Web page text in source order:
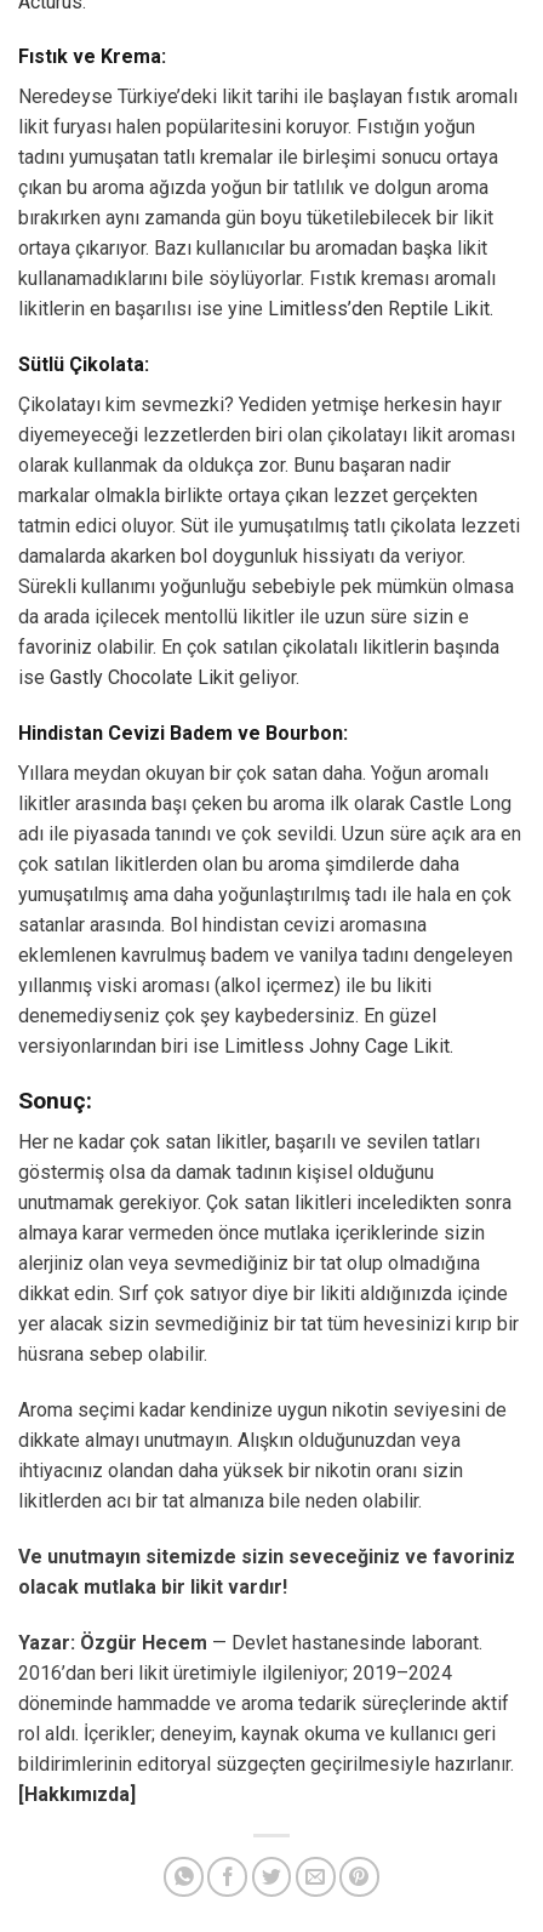
Fıstık ve Krema:
Neredeyse Türkiye’deki likit tarihi ile başlayan fıstık aromalı
likit furyası halen popülaritesini koruyor. Fıstığın yoğun
tadını yumuşatan tatlı kremalar ile birleşimi sonucu ortaya
çıkan bu aroma ağızda yoğun bir tatlılık ve dolgun aroma
bırakırken aynı zamanda gün boyu tüketilebilecek bir likit
ortaya çıkarıyor. Bazı kullanıcılar bu aromadan başka likit
kullanamadıklarını bile söylüyorlar. Fıstık kreması aromalı
likitlerin en başarılısı ise yine Limitless’den Reptile Likit.
Sütlü Çikolata:
Çikolatayı kim sevmezki? Yediden yetmişe herkesin hayır
diyemeyeceği lezzetlerden biri olan çikolatayı likit aroması
olarak kullanmak da oldukça zor. Bunu başaran nadir
markalar olmakla birlikte ortaya çıkan lezzet gerçekten
tatmin edici oluyor. Süt ile yumuşatılmış tatlı çikolata lezzeti
damalarda akarken bol doygunluk hissiyatı da veriyor.
Sürekli kullanımı yoğunluğu sebebiyle pek mümkün olmasa
da arada içilecek mentollü likitler ile uzun süre sizin e
favoriniz olabilir. En çok satılan çikolatalı likitlerin başında
ise Gastly Chocolate Likit geliyor.
Hindistan Cevizi Badem ve Bourbon:
Yıllara meydan okuyan bir çok satan daha. Yoğun aromalı
likitler arasında başı çeken bu aroma ilk olarak Castle Long
adı ile piyasada tanındı ve çok sevildi. Uzun süre açık ara en
çok satılan likitlerden olan bu aroma şimdilerde daha
yumuşatılmış ama daha yoğunlaştırılmış tadı ile hala en çok
satanlar arasında. Bol hindistan cevizi aromasına
eklemlenen kavrulmuş badem ve vanilya tadını dengeleyen
yıllanmış viski aroması (alkol içermez) ile bu likiti
denemediyseniz çok şey kaybedersiniz. En güzel
versiyonlarından biri ise Limitless Johny Cage Likit.
Sonuç:
Her ne kadar çok satan likitler, başarılı ve sevilen tatları
göstermiş olsa da damak tadının kişisel olduğunu
unutmamak gerekiyor. Çok satan likitleri inceledikten sonra
almaya karar vermeden önce mutlaka içeriklerinde sizin
alerjiniz olan veya sevmediğiniz bir tat olup olmadığına
dikkat edin. Sırf çok satıyor diye bir likiti aldığınızda içinde
yer alacak sizin sevmediğiniz bir tat tüm hevesinizi kırıp bir
hüsrana sebep olabilir.
Aroma seçimi kadar kendinize uygun nikotin seviyesini de
dikkate almayı unutmayın. Alışkın olduğunuzdan veya
ihtiyacınız olandan daha yüksek bir nikotin oranı sizin
likitlerden acı bir tat almanıza bile neden olabilir.
Ve unutmayın sitemizde sizin seveceğiniz ve favoriniz
olacak mutlaka bir likit vardır!
Yazar: Özgür Hecem — Devlet hastanesinde laborant.
2016’dan beri likit üretimiyle ilgileniyor; 2019–2024
döneminde hammadde ve aroma tedarik süreçlerinde aktif
rol aldı. İçerikler; deneyim, kaynak okuma ve kullanıcı geri
bildirimlerinin editoryal süzgeçten geçirilmesiyle hazırlanır.
[Hakkımızda]